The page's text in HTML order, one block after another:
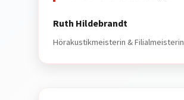
Ruth Hildebrandt
Hörakustikmeisterin & Filialmeisterin